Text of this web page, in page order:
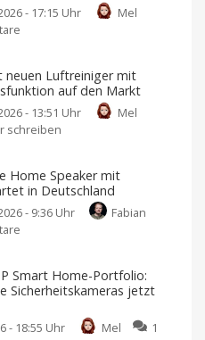
- 17:15 Uhr
Mel
Smart-
Home-
Portfolio:
Zwei
für
Garagen,
Tore
mit
Apple
Home
neuen Luftreiniger mit
auf den Markt
- 13:51 Uhr
Mel
schreiben
neuen
Luftreiniger
mit
Markt
Preis
Home Speaker mit
in Deutschland
- 9:36 Uhr
Fabian
Home
Speaker
Gemini
Smart Home-Portfolio:
Sicherheitskameras jetzt
- 18:55 Uhr Mel
1